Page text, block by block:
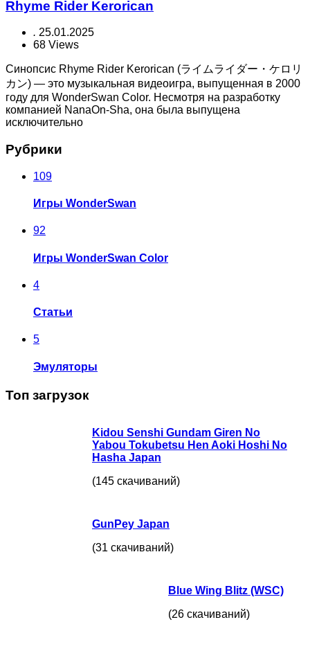
Rhyme Rider Kerorican
. 25.01.2025
68 Views
Синопсис Rhyme Rider Kerorican (ライムライダー・ケロリ
カン) — это музыкальная видеоигра, выпущенная в 2000
году для WonderSwan Color. Несмотря на разработку
компанией NanaOn-Sha, она была выпущена
исключительно
Рубрики
109
Игры WonderSwan
92
Игры WonderSwan Color
4
Статьи
5
Эмуляторы
Топ загрузок
Kidou Senshi Gundam Giren No
Yabou Tokubetsu Hen Aoki Hoshi No
Hasha Japan
(145 скачиваний)
GunPey Japan
(31 скачиваний)
Blue Wing Blitz (WSC)
(26 скачиваний)